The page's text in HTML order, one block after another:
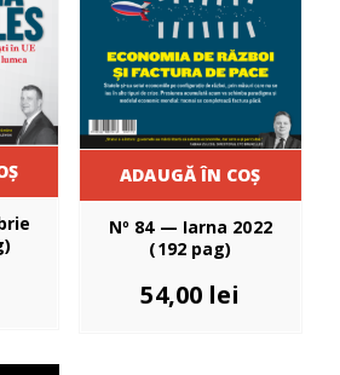
ADAUGĂ ÎN COȘ
Nº 84 — Iarna 2022
(192 pag)
54,00 lei